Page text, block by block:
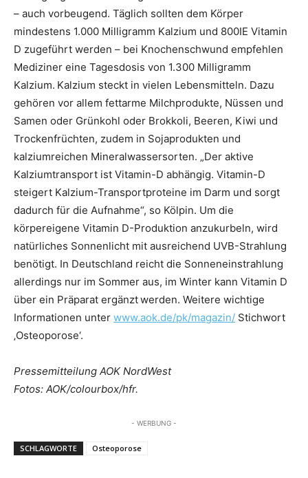
– auch vorbeugend. Täglich sollten dem Körper
mindestens 1.000 Milligramm Kalzium und 800IE Vitamin
D zugeführt werden – bei Knochenschwund empfehlen
Mediziner eine Tagesdosis von 1.300 Milligramm
Kalzium. Kalzium steckt in vielen Lebensmitteln. Dazu
gehören vor allem fettarme Milchprodukte, Nüssen und
Samen oder Grünkohl oder Brokkoli, Beeren, Kiwi und
Trockenfrüchten, zudem in Sojaprodukten und
kalziumreichen Mineralwassersorten. „Der aktive
Kalziumtransport ist Vitamin-D abhängig. Vitamin-D
steigert Kalzium-Transportproteine im Darm und sorgt
dadurch für die Aufnahme“, so Kölpin. Um die
körpereigene Vitamin D-Produktion anzukurbeln, wird
natürliches Sonnenlicht mit ausreichend UVB-Strahlung
benötigt. In Deutschland reicht die Sonneneinstrahlung
allerdings nur im Sommer aus, im Winter kann Vitamin D
über ein Präparat ergänzt werden. Weitere wichtige
Informationen unter www.aok.de/pk/magazin/ Stichwort
‚Osteoporose‘.
Pressemitteilung AOK NordWest
Fotos: AOK/colourbox/hfr.
- WERBUNG -
SCHLAGWORTE Osteoporose